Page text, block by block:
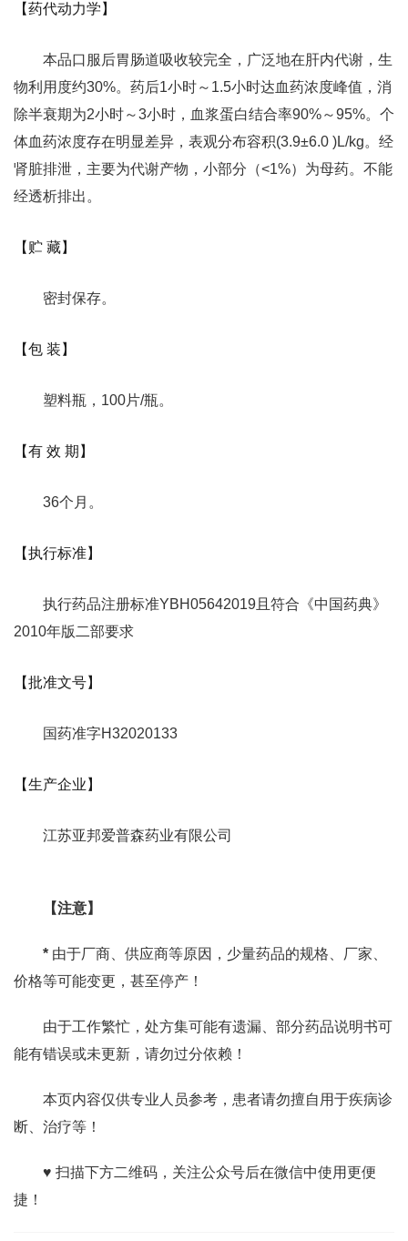
【药代动力学】
本品口服后胃肠道吸收较完全，广泛地在肝内代谢，生
物利用度约30%。药后1小时～1.5小时达血药浓度峰值，消
除半衰期为2小时～3小时，血浆蛋白结合率90%～95%。个
体血药浓度存在明显差异，表观分布容积(3.9±6.0 )L/kg。经
肾脏排泄，主要为代谢产物，小部分（<1%）为母药。不能
经透析排出。
【贮 藏】
密封保存。
【包 装】
塑料瓶，100片/瓶。
【有 效 期】
36个月。
【执行标准】
执行药品注册标准YBH05642019且符合《中国药典》
2010年版二部要求
【批准文号】
国药准字H32020133
【生产企业】
江苏亚邦爱普森药业有限公司
【注意】
* 由于厂商、供应商等原因，少量药品的规格、厂家、
价格等可能变更，甚至停产！
由于工作繁忙，处方集可能有遗漏、部分药品说明书可
能有错误或未更新，请勿过分依赖！
本页内容仅供专业人员参考，患者请勿擅自用于疾病诊
断、治疗等！
♥ 扫描下方二维码，关注公众号后在微信中使用更便
捷！